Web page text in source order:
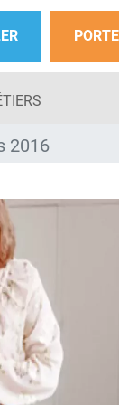
2016